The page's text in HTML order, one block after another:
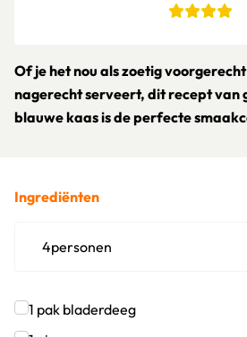
Of je het nou als zoetig
nagerecht serveert, dit recept van
blauwe kaas is de perfecte
Ingrediënten
4personen
1 pak bladerdeeg